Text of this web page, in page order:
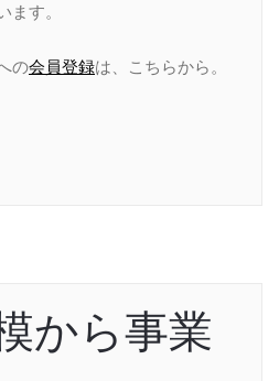
ます。
の会員登録は、こちらから。
から事業